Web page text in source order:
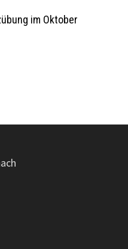
im Oktober